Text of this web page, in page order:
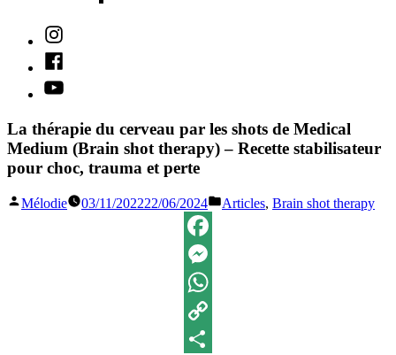
Instagram
Facebook
Youtube
La thérapie du cerveau par les shots de Medical
Medium (Brain shot therapy) – Recette stabilisateur
pour choc, trauma et perte
Publié
Mélodie 03/11/202222/06/2024
Publié
Articles, Brain shot therapy
Facebook
Messenger
WhatsApp
Copy